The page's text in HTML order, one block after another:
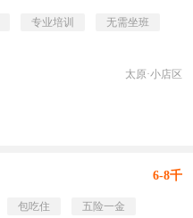
专业培训
无需坐班
太原·小店区
6-8千
包吃住
五险一金